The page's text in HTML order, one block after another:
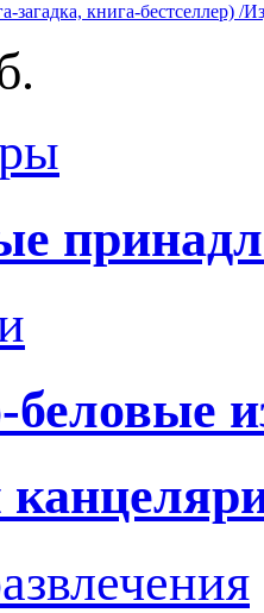
загадка, книга-бестселлер) /